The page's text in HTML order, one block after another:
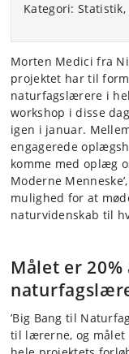
Kategori:
Morten Medici fra
projektet har til
naturfagslærere i
workshop i disse
igen i januar.
engagerede
komme med oplæg
Moderne
mulighed for at
naturvidenskab til
Målet er
’Big Bang til
til lærerne, og målet